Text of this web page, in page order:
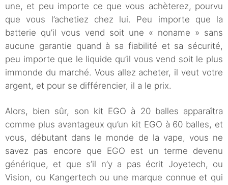
une, et peu importe ce que vous achèterez, pourvu
que vous l’achetiez chez lui. Peu importe que la
batterie qu’il vous vend soit une « noname » sans
aucune garantie quand à sa fiabilité et sa sécurité,
peu importe que le liquide qu’il vous vend soit le plus
immonde du marché. Vous allez acheter, il veut votre
argent, et pour se différencier, il a le prix.
Alors, bien sûr, son kit EGO à 20 balles apparaîtra
comme plus avantageux qu’un kit EGO à 60 balles, et
vous, débutant dans le monde de la vape, vous ne
savez pas encore que EGO est un terme devenu
générique, et que s’il n’y a pas écrit Joyetech, ou
Vision, ou Kangertech ou une marque connue et qui